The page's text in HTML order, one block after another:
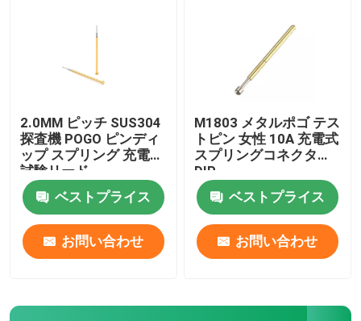
2.0MM ピッチ SUS304
探査機 POGO ピンディ
ップ スプリング 充電式
試験リード
ベストプライス
お問い合わせ
M1803 メタルポゴ テス
トピン 女性 10A 充電式
スプリングコネクタ
DIP
ベストプライス
お問い合わせ